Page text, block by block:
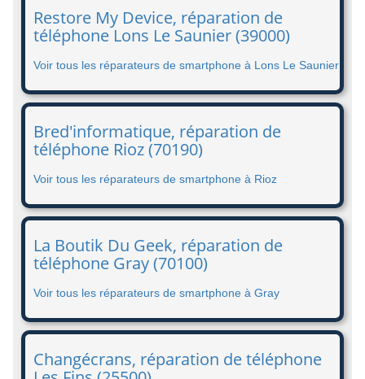
Restore My Device, réparation de
téléphone Lons Le Saunier (39000)
Voir tous les réparateurs de smartphone à Lons Le Saunier
Bred'informatique, réparation de
téléphone Rioz (70190)
Voir tous les réparateurs de smartphone à Rioz
La Boutik Du Geek, réparation de
téléphone Gray (70100)
Voir tous les réparateurs de smartphone à Gray
Changécrans, réparation de téléphone